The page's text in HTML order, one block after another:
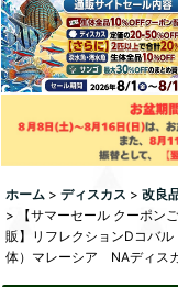
ホーム > ディスカス > 改良
>
【サマーセール クーポン
販】リフレクションDコバ
体）マレーシア NAディス